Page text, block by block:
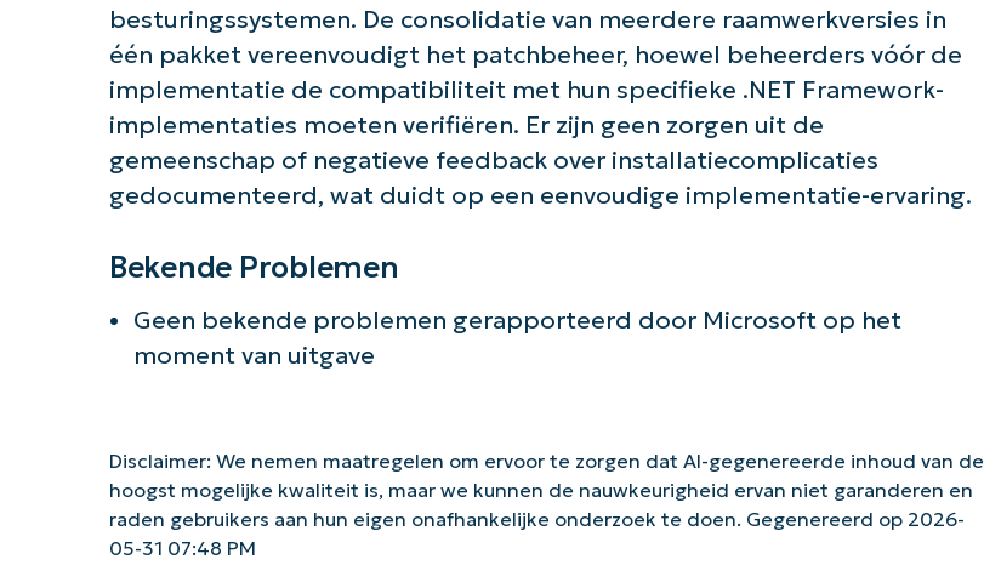
besturingssystemen. De consolidatie van meerdere raamwerkversies in
één pakket vereenvoudigt het patchbeheer, hoewel beheerders vóór de
implementatie de compatibiliteit met hun specifieke .NET Framework-
implementaties moeten verifiëren. Er zijn geen zorgen uit de
gemeenschap of negatieve feedback over installatiecomplicaties
gedocumenteerd, wat duidt op een eenvoudige implementatie-ervaring.
Bekende Problemen
Geen bekende problemen gerapporteerd door Microsoft op het
moment van uitgave
Disclaimer: We nemen maatregelen om ervoor te zorgen dat AI-gegenereerde inhoud van de
hoogst mogelijke kwaliteit is, maar we kunnen de nauwkeurigheid ervan niet garanderen en
raden gebruikers aan hun eigen onafhankelijke onderzoek te doen. Gegenereerd op 2026-
05-31 07:48 PM